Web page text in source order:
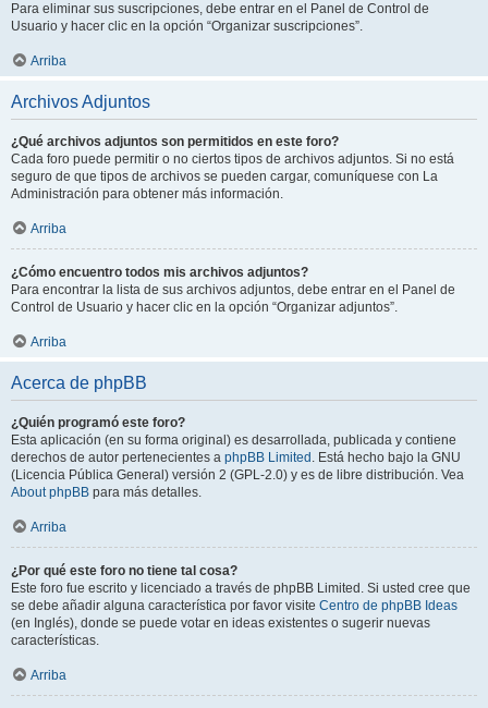
Para eliminar sus suscripciones, debe entrar en el Panel de Control de
Usuario y hacer clic en la opción “Organizar suscripciones”.
Arriba
Archivos Adjuntos
¿Qué archivos adjuntos son permitidos en este foro?
Cada foro puede permitir o no ciertos tipos de archivos adjuntos. Si no está
seguro de que tipos de archivos se pueden cargar, comuníquese con La
Administración para obtener más información.
Arriba
¿Cómo encuentro todos mis archivos adjuntos?
Para encontrar la lista de sus archivos adjuntos, debe entrar en el Panel de
Control de Usuario y hacer clic en la opción “Organizar adjuntos”.
Arriba
Acerca de phpBB
¿Quién programó este foro?
Esta aplicación (en su forma original) es desarrollada, publicada y contiene
derechos de autor pertenecientes a phpBB Limited . Está hecho bajo la GNU
(Licencia Pública General) versión 2 (GPL-2.0) y es de libre distribución. Vea
About phpBB para más detalles.
Arriba
¿Por qué este foro no tiene tal cosa?
Este foro fue escrito y licenciado a través de phpBB Limited. Si usted cree que
se debe añadir alguna característica por favor visite Centro de phpBB Ideas
(en Inglés), donde se puede votar en ideas existentes o sugerir nuevas
características.
Arriba